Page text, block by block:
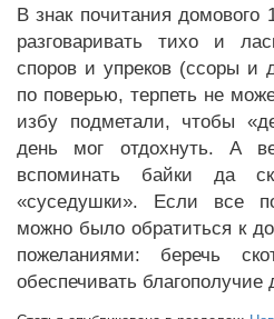
В знак почитания домового
разговаривать тихо и
споров и упреков (ссоры и
по поверью, терпеть не
избу подметали, чтобы
день мог отдохнуть. А
вспоминать байки да
«суседушки». Если все
можно было обратиться к
пожеланиями: беречь
обеспечивать благополучие